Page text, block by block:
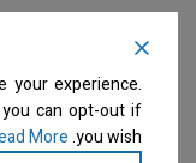
your experience.
can opt-out if
you wish.
More